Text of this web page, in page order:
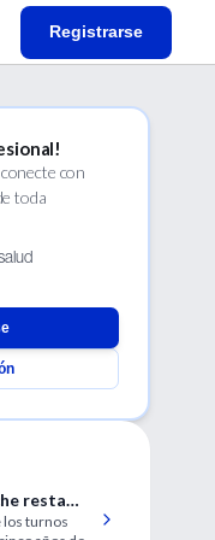
Registrarse
con
toda
resta
los turnos